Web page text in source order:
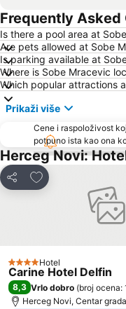
Frequently Asked
Is there a pool area at
Are pets allowed at Sobe
Is parking available at
Where is Sobe Mracevic
Which popular attractions
Prikaži više
Cene i raspoloživost
potpuno ista kao ona
Herceg Novi:
Deli
Dodati u favorite
4 Zvezdice
Hotel
Carine Hotel Delfin
8,3 Vrlo dobro (broj ocena:
Herceg Novi, Centar